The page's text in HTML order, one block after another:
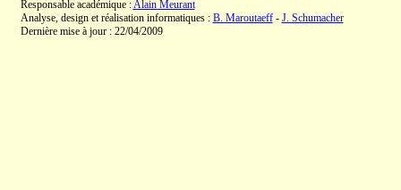
Responsable académique :Alain Meurant
Analyse, design et réalisation informatiques : B. Maroutaeff- J. Schumacher
Dernière mise à jour : 22/04/2009